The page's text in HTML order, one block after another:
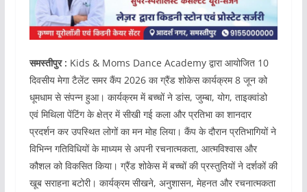
समस्तीपुर : Kids & Moms Dance Academy द्वारा आयोजित 10
दिवसीय मेगा टैलेंट समर कैंप 2026 का ग्रैंड शोकेस कार्यक्रम 8 जून को
धूमधाम से संपन्न हुआ। कार्यक्रम में बच्चों ने डांस, जुम्बा, योग, ताइक्वांडो
एवं मिथिला पेंटिंग के क्षेत्र में सीखी गई कला और प्रतिभा का शानदार
प्रदर्शन कर उपस्थित लोगों का मन मोह लिया। कैंप के दौरान प्रतिभागियों ने
विभिन्न गतिविधियों के माध्यम से अपनी रचनात्मकता, आत्मविश्वास और
कौशल को विकसित किया। ग्रैंड शोकेस में बच्चों की प्रस्तुतियों ने दर्शकों की
खूब सराहना बटोरी। कार्यक्रम सीखने, अनुशासन, मेहनत और रचनात्मकता